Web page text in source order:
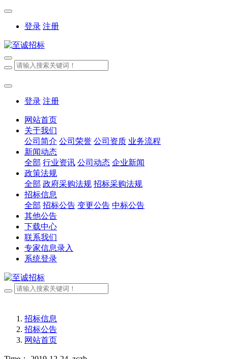
登录 注册
登录 注册
网站首页
关于我们
公司简介 公司荣誉 公司资质 业务流程
新闻动态
全部 行业资讯 公司动态 企业新闻
政策法规
全部 政府采购法规 招标采购法规
招标信息
全部 招标公告 变更公告 中标公告
其他公告
下载中心
联系我们
专家信息录入
系统登录
招标信息
招标公告
网站首页